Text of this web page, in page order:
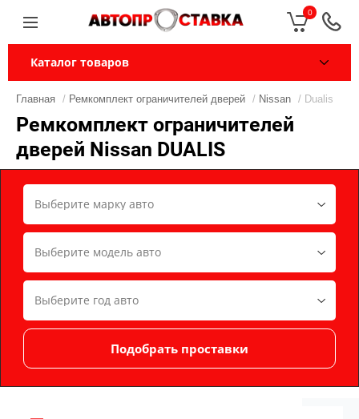
0
Каталог товаров
Главная / Ремкомплект ограничителей дверей / Nissan / Dualis
Ремкомплект ограничителей
дверей Nissan DUALIS